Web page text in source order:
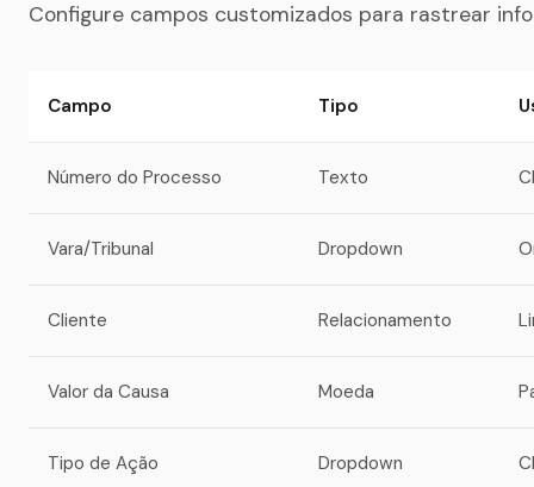
Configure campos customizados para rastrear
Campo Tipo
Número do Processo Texto
Vara/Tribunal Dropdown
Cliente Relacionamento
Valor da Causa Moeda
Tipo de Ação Dropdown